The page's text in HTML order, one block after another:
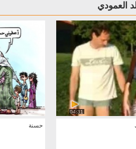
العمودي
04:31
حسنة